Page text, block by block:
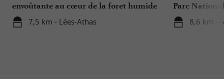
envoûtante au cœur de la foret humide
7,5 km - Lées-Athas
Parc
8,6 km -